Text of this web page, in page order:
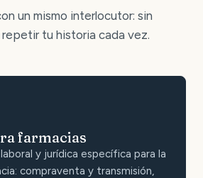
un mismo interlocutor: sin
tu historia cada vez.
farmacias
y jurídica específica para la
compraventa y transmisión,